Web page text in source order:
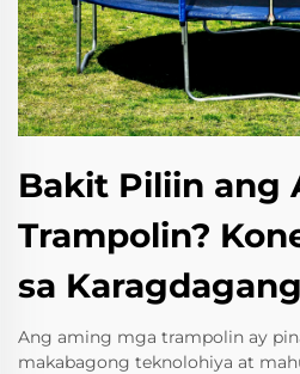
Bakit Piliin ang
Trampolin?
sa
Ang aming mga trampolin ay
makabagong teknolohiya at